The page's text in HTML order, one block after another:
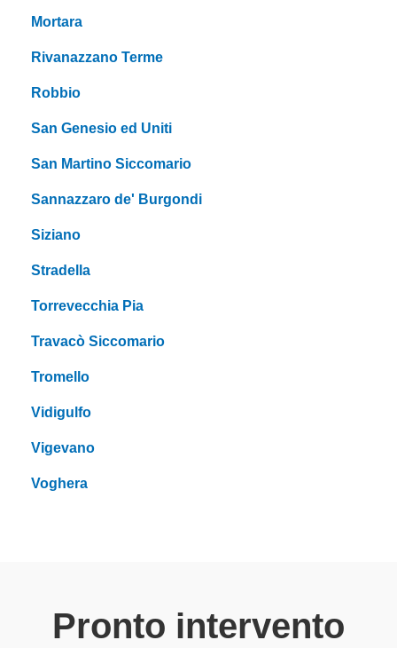
Mortara
Rivanazzano Terme
Robbio
San Genesio ed Uniti
San Martino Siccomario
Sannazzaro de' Burgondi
Siziano
Stradella
Torrevecchia Pia
Travacò Siccomario
Tromello
Vidigulfo
Vigevano
Voghera
Pronto intervento